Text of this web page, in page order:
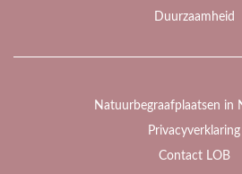
Duurzaamheid
Natuurbegraafplaatsen in
Privacyverklaring
Contact LOB